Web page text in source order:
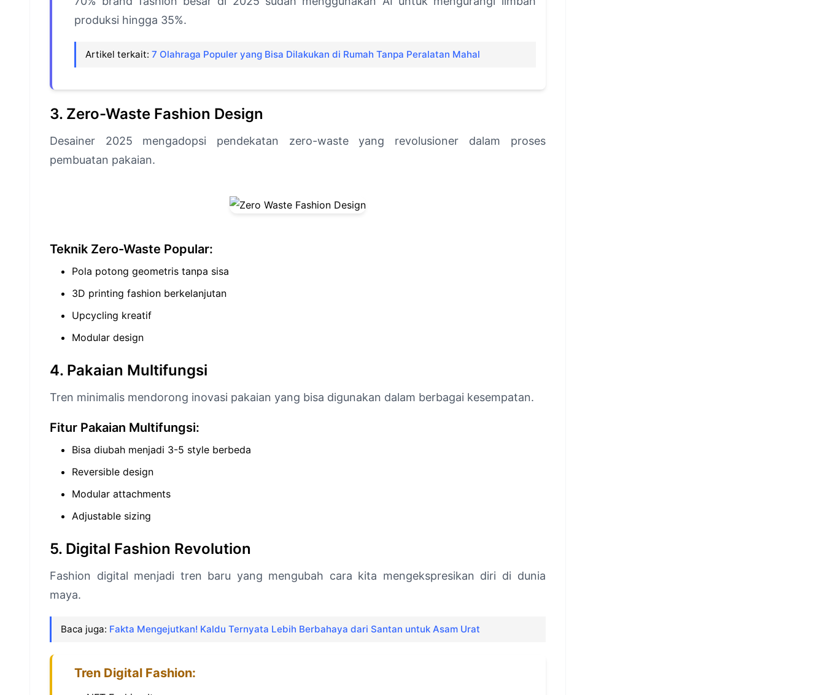
produksi hingga 35%.
Artikel terkait: 7 Olahraga Populer yang Bisa Dilakukan di Rumah Tanpa Peralatan Mahal
3. Zero-Waste Fashion Design
Desainer 2025 mengadopsi pendekatan zero-waste yang revolusioner dalam proses
pembuatan pakaian.
Teknik Zero-Waste Popular:
Pola potong geometris tanpa sisa
3D printing fashion berkelanjutan
Upcycling kreatif
Modular design
4. Pakaian Multifungsi
Tren minimalis mendorong inovasi pakaian yang bisa digunakan dalam berbagai kesempatan.
Fitur Pakaian Multifungsi:
Bisa diubah menjadi 3-5 style berbeda
Reversible design
Modular attachments
Adjustable sizing
5. Digital Fashion Revolution
Fashion digital menjadi tren baru yang mengubah cara kita mengekspresikan diri di dunia
maya.
Baca juga: Fakta Mengejutkan! Kaldu Ternyata Lebih Berbahaya dari Santan untuk Asam Urat
Tren Digital Fashion: